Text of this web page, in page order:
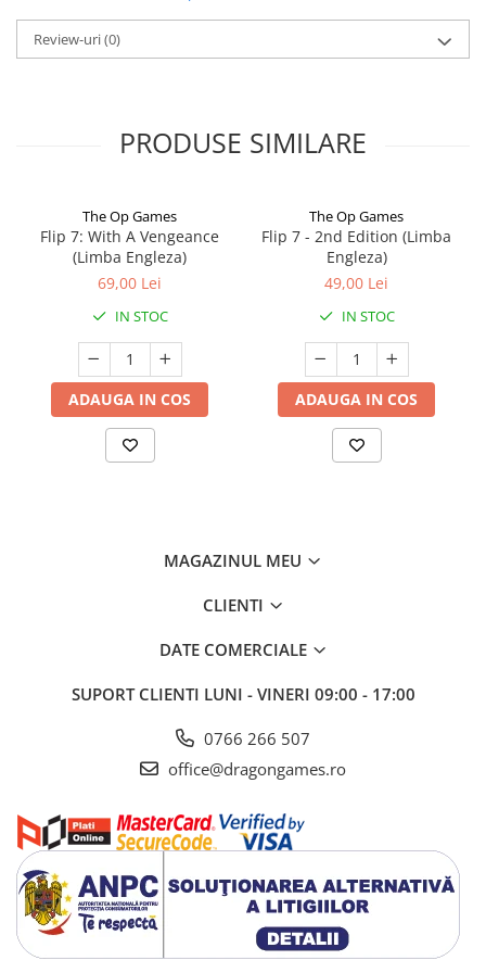
Review-uri(0)
PRODUSE SIMILARE
The Op Games
Flip 7: With A Vengeance
(Limba Engleza)
69,00 Lei
IN STOC
ADAUGA IN COS
The Op Games
Flip 7 - 2nd Edition (Limba
Engleza)
49,00 Lei
IN STOC
ADAUGA IN COS
MAGAZINUL MEU
CLIENTI
DATE COMERCIALE
SUPORT CLIENTI LUNI - VINERI 09:00 - 17:00
0766 266 507
office@dragongames.ro